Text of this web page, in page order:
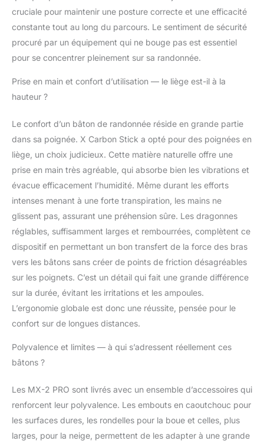
cruciale pour maintenir une posture correcte et une efficacité
constante tout au long du parcours. Le sentiment de sécurité
procuré par un équipement qui ne bouge pas est essentiel
pour se concentrer pleinement sur sa randonnée.
Prise en main et confort d’utilisation — le liège est-il à la
hauteur ?
Le confort d’un bâton de randonnée réside en grande partie
dans sa poignée. X Carbon Stick a opté pour des poignées en
liège, un choix judicieux. Cette matière naturelle offre une
prise en main très agréable, qui absorbe bien les vibrations et
évacue efficacement l’humidité. Même durant les efforts
intenses menant à une forte transpiration, les mains ne
glissent pas, assurant une préhension sûre. Les dragonnes
réglables, suffisamment larges et rembourrées, complètent ce
dispositif en permettant un bon transfert de la force des bras
vers les bâtons sans créer de points de friction désagréables
sur les poignets. C’est un détail qui fait une grande différence
sur la durée, évitant les irritations et les ampoules.
L’ergonomie globale est donc une réussite, pensée pour le
confort sur de longues distances.
Polyvalence et limites — à qui s’adressent réellement ces
bâtons ?
Les MX-2 PRO sont livrés avec un ensemble d’accessoires qui
renforcent leur polyvalence. Les embouts en caoutchouc pour
les surfaces dures, les rondelles pour la boue et celles, plus
larges, pour la neige, permettent de les adapter à une grande